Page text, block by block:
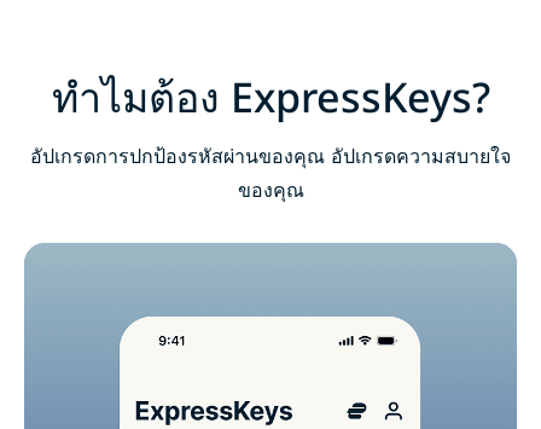
คำถามที่พบบ่อย : เกี่ยวกับ ExpressKeys
รับการทดลองใช้ ExpressKeys อย่างไม่มีความเสี่ยง
ทำไมต้อง ExpressKeys?
อัปเกรดการปกป้องรหัสผ่านของคุณ อัปเกรดความสบายใจ
ของคุณ